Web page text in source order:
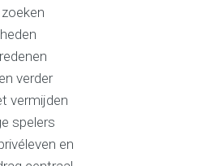
verder
vermijden
spelers
en